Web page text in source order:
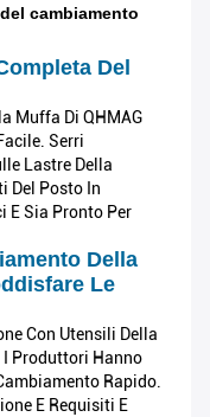
cambiamento
Del
Muffa Di QHMAG
Serri
Lastre Della
Del Posto In
E Sia Pronto Per
Della
Le
Con Utensili Della
I Produttori Hanno
Rapido.
E Requisiti E